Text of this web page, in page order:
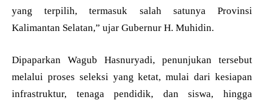
yang terpilih, termasuk salah satunya Provinsi
Kalimantan Selatan,” ujar Gubernur H. Muhidin.
Dipaparkan Wagub Hasnuryadi, penunjukan tersebut
melalui proses seleksi yang ketat, mulai dari kesiapan
infrastruktur, tenaga pendidik, dan siswa, hingga